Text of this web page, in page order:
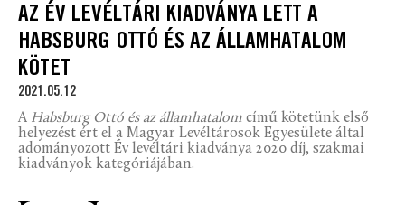
AZ ÉV LEVÉLTÁRI KIADVÁNYA LETT A
HABSBURG OTTÓ ÉS AZ ÁLLAMHATALOM
KÖTET
2021.05.12
A Habsburg Ottó és az államhatalom című kötetünk első
helyezést ért el a Magyar Levéltárosok Egyesülete által
adományozott Év levéltári kiadványa 2020 díj, szakmai
kiadványok kategóriájában.